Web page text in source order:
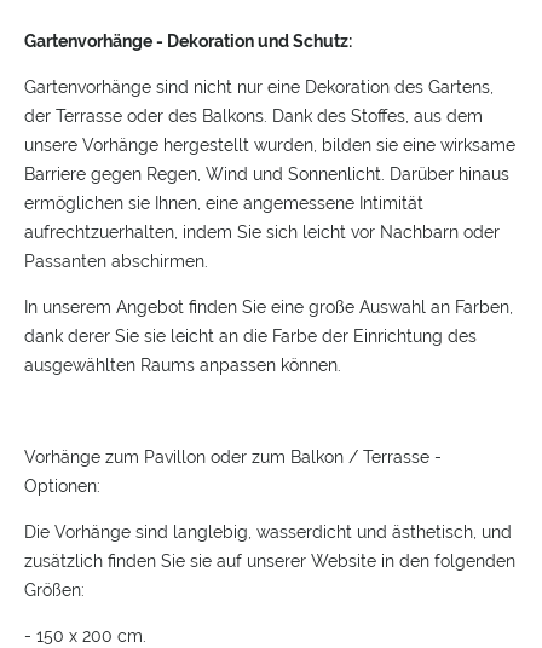
Gartenvorhänge - Dekoration und Schutz:
Gartenvorhänge sind nicht nur eine Dekoration des Gartens,
der Terrasse oder des Balkons. Dank des Stoffes, aus dem
unsere Vorhänge hergestellt wurden, bilden sie eine wirksame
Barriere gegen Regen, Wind und Sonnenlicht. Darüber hinaus
ermöglichen sie Ihnen, eine angemessene Intimität
aufrechtzuerhalten, indem Sie sich leicht vor Nachbarn oder
Passanten abschirmen.
In unserem Angebot finden Sie eine große Auswahl an Farben,
dank derer Sie sie leicht an die Farbe der Einrichtung des
ausgewählten Raums anpassen können.
Vorhänge zum Pavillon oder zum Balkon / Terrasse -
Optionen:
Die Vorhänge sind langlebig, wasserdicht und ästhetisch, und
zusätzlich finden Sie sie auf unserer Website in den folgenden
Größen:
- 150 x 200 cm.